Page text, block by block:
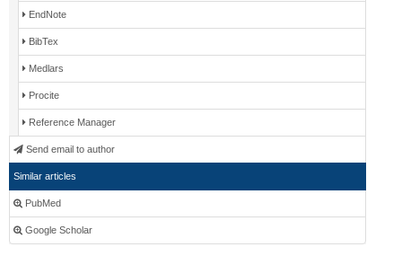
EndNote
BibTex
Medlars
Procite
Reference Manager
Send email to author
Similar articles
PubMed
Google Scholar